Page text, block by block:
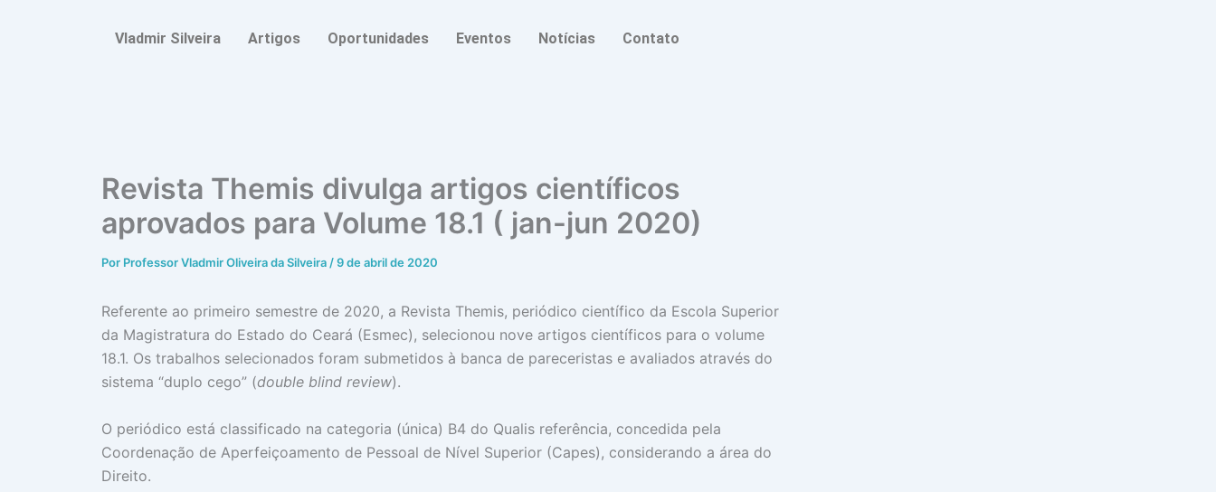
Vladmir Silveira Artigos Oportunidades Eventos Notícias Contato
Revista Themis divulga artigos científicos
aprovados para Volume 18.1 ( jan-jun 2020)
Por Professor Vladmir Oliveira da Silveira /9 de abril de 2020
Referente ao primeiro semestre de 2020, a Revista Themis, periódico científico da Escola Superior
da Magistratura do Estado do Ceará (Esmec), selecionou nove artigos científicos para o volume
18.1. Os trabalhos selecionados foram submetidos à banca de pareceristas e avaliados através do
sistema “duplo cego” (double blind review).
O periódico está classificado na categoria (única) B4 do Qualis referência, concedida pela
Coordenação de Aperfeiçoamento de Pessoal de Nível Superior (Capes), considerando a área do
Direito.